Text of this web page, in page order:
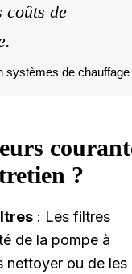
coûts de
systèmes de chauffage
?
: Les filtres
de la pompe à
nettoyer ou de les